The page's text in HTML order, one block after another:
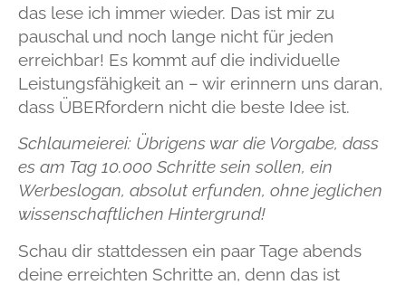
das lese ich immer wieder. Das ist mir zu
pauschal und noch lange nicht für jeden
erreichbar! Es kommt auf die individuelle
Leistungsfähigkeit an – wir erinnern uns daran,
dass ÜBERfordern nicht die beste Idee ist.
Schlaumeierei: Übrigens war die Vorgabe, dass
es am Tag 10.000 Schritte sein sollen, ein
Werbeslogan, absolut erfunden, ohne jeglichen
wissenschaftlichen Hintergrund!
Schau dir stattdessen ein paar Tage abends
deine erreichten Schritte an, denn das ist